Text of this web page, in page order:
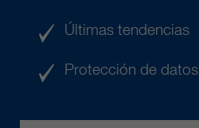
Últimas tendencias
Protección de datos